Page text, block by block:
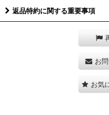
返品特約に関する重要事項
お
お気